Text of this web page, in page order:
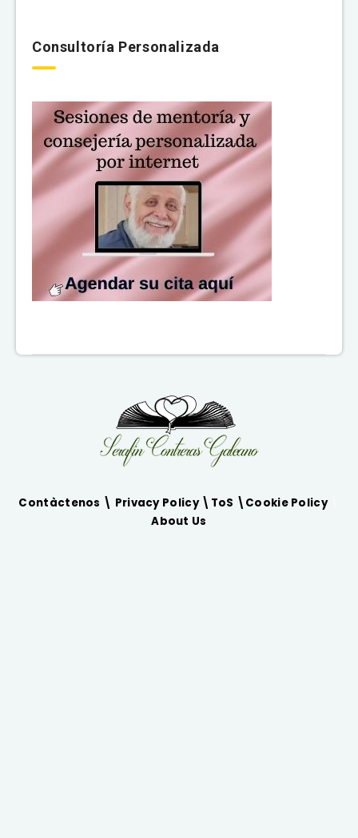
Consultoría Personalizada
Contàctenos \ Privacy Policy \ ToS \ Cookie Policy\
About Us